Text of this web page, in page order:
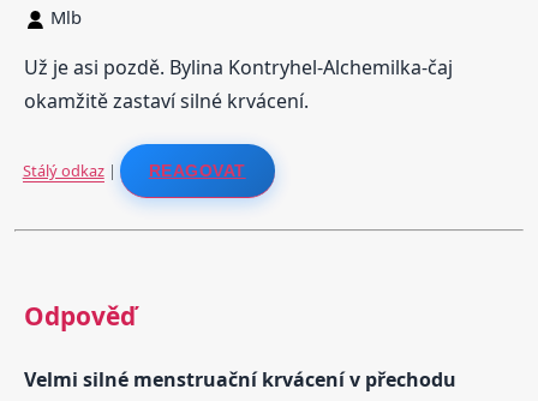
Mlb
Už je asi pozdě. Bylina Kontryhel-Alchemilka-čaj
okamžitě zastaví silné krvácení.
Stálý odkaz| REAGOVAT
Odpověď
Velmi silné menstruační krvácení v přechodu